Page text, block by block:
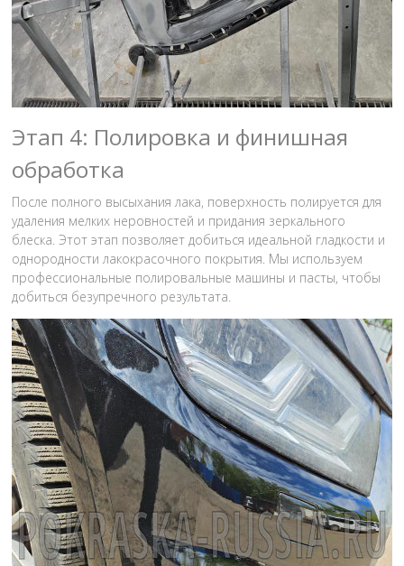
Этап 4: Полировка и финишная
обработка
После полного высыхания лака, поверхность полируется для
удаления мелких неровностей и придания зеркального
блеска. Этот этап позволяет добиться идеальной гладкости и
однородности лакокрасочного покрытия. Мы используем
профессиональные полировальные машины и пасты, чтобы
добиться безупречного результата.